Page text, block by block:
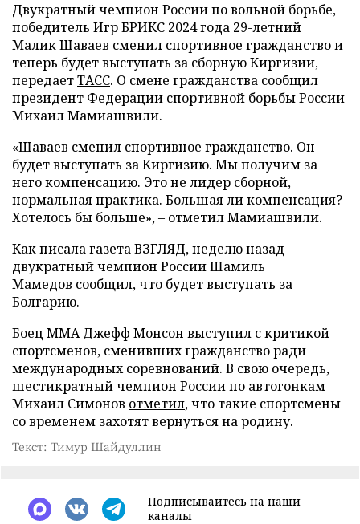
Двукратный чемпион России по вольной борьбе,
победитель Игр БРИКС 2024 года 29-летний
Малик Шаваев сменил спортивное гражданство и
теперь будет выступать за сборную Киргизии,
передаетТАСС. О смене гражданства сообщил
президент Федерации спортивной борьбы России
Михаил Мамиашвили.
«Шаваев сменил спортивное гражданство. Он
будет выступать за Киргизию. Мы получим за
него компенсацию. Это не лидер сборной,
нормальная практика. Большая ли компенсация?
Хотелось бы больше», – отметил Мамиашвили.
Как писала газета ВЗГЛЯД, неделю назад
двукратный чемпион России Шамиль
Мамедов сообщил, что будет выступать за
Болгарию.
Боец ММА Джефф Монсон выступил с критикой
спортсменов, сменивших гражданство ради
международных соревнований. В свою очередь,
шестикратный чемпион России по автогонкам
Михаил Симонов отметил, что такие спортсмены
со временем захотят вернуться на родину.
Текст: Тимур Шайдуллин
Подписывайтесь на наши
каналы